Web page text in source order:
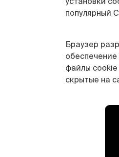
популярный
Браузер
файлы cookie
скрытые на